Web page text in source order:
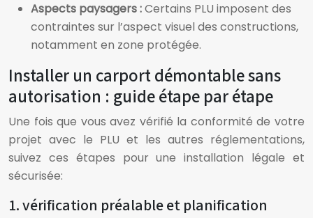
Aspects paysagers :Certains PLU imposent des
contraintes sur l’aspect visuel des constructions,
notamment en zone protégée.
Installer un carport démontable sans
autorisation : guide étape par étape
Une fois que vous avez vérifié la conformité de votre
projet avec le PLU et les autres réglementations,
suivez ces étapes pour une installation légale et
sécurisée:
1. vérification préalable et planification